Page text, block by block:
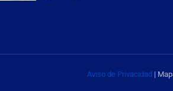
Aviso de Privacidad |